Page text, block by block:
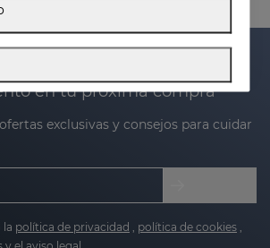
newsletter y recibe un
en tu próxima compra
exclusivas y consejos para cuidar
la política de privacidad , política de cookies ,